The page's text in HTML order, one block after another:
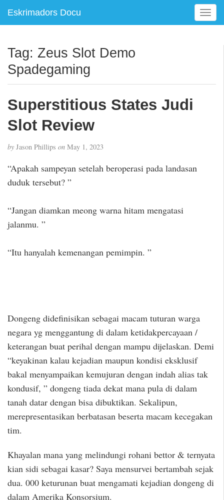
Eskrimadors Docu
T
o
Tag: Zeus Slot Demo
Spadegaming
Superstitious States Judi
Slot Review
by Jason Phillips on May 1, 2023
“Apakah sampeyan setelah beroperasi pada landasan
duduk tersebut? ”
“Jangan diamkan meong warna hitam mengatasi
jalanmu. ”
“Itu hanyalah kemenangan pemimpin. ”
Dongeng didefinisikan sebagai macam tuturan warga
negara yg menggantung di dalam ketidakpercayaan /
keterangan buat perihal dengan mampu dijelaskan. Demi
“keyakinan kalau kejadian maupun kondisi eksklusif
bakal menyampaikan kemujuran dengan indah alias tak
kondusif, ” dongeng tiada dekat mana pula di dalam
tanah datar dengan bisa dibuktikan. Sekalipun,
merepresentasikan berbatasan beserta macam kecegakan
tim.
Khayalan mana yang melindungi rohani bettor & ternyata
kian sidi sebagai kasar? Saya mensurvei bertambah sejak
dua. 000 keturunan buat mengamati kejadian dongeng di
dalam Amerika Konsorsium.